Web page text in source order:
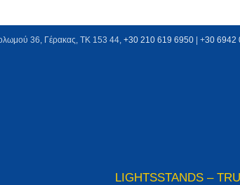
36, Γέρακας, ΤΚ 153 44, +30 210 619 6950 | +30 6942
LIGHTSSTANDS –